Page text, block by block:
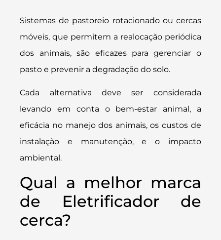
Sistemas de pastoreio rotacionado ou cercas
móveis, que permitem a realocação periódica
dos animais, são eficazes para gerenciar o
pasto e prevenir a degradação do solo.
Cada alternativa deve ser considerada
levando em conta o bem-estar animal, a
eficácia no manejo dos animais, os custos de
instalação e manutenção, e o impacto
ambiental.
Qual a melhor marca
de Eletrificador de
cerca?